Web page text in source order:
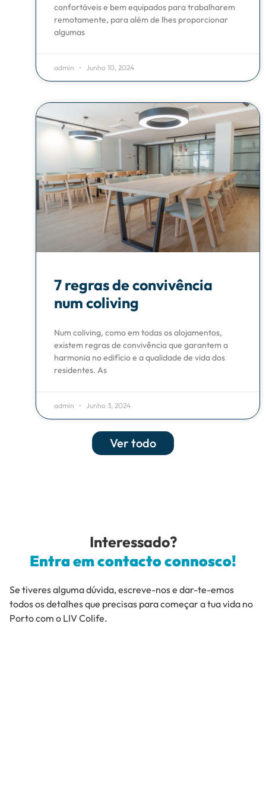
confortáveis e bem equipados para trabalharem
remotamente, para além de lhes proporcionar
algumas
admin Junho 10, 2024
7 regras de convivência
num coliving
Num coliving, como em todas os alojamentos,
existem regras de convivência que garantem a
harmonia no edifício e a qualidade de vida dos
residentes. As
admin Junho 3, 2024
Ver todo
Interessado?
Entra em contacto connosco!
Se tiveres alguma dúvida, escreve-nos e dar-te-emos
todos os detalhes que precisas para começar a tua vida no
Porto com o LIV Colife.